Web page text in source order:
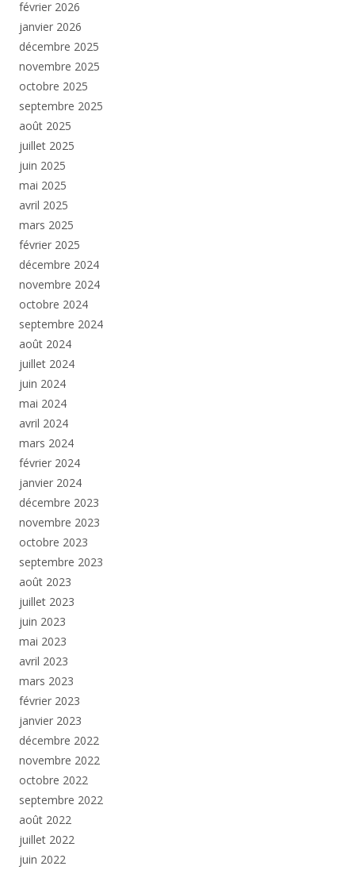
février 2026
janvier 2026
décembre 2025
novembre 2025
octobre 2025
septembre 2025
août 2025
juillet 2025
juin 2025
mai 2025
avril 2025
mars 2025
février 2025
décembre 2024
novembre 2024
octobre 2024
septembre 2024
août 2024
juillet 2024
juin 2024
mai 2024
avril 2024
mars 2024
février 2024
janvier 2024
décembre 2023
novembre 2023
octobre 2023
septembre 2023
août 2023
juillet 2023
juin 2023
mai 2023
avril 2023
mars 2023
février 2023
janvier 2023
décembre 2022
novembre 2022
octobre 2022
septembre 2022
août 2022
juillet 2022
juin 2022